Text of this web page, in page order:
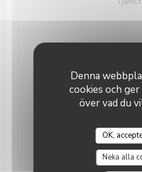
Denna
cookies och
över vad du
OK,
Neka alla